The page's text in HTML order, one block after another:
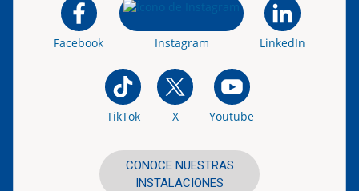
Facebook Instagram LinkedIn
TikTok X Youtube
CONOCE NUESTRAS
INSTALACIONES